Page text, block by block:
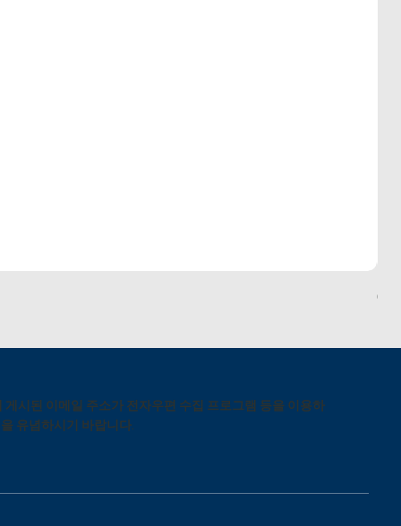
6-
시된 이메일 주소가 전자우편 수집 프로그램 등을 이용하
유념하시기 바랍니다.